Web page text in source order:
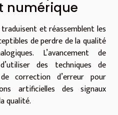
numérique
et réassemblent les
de perdre de la qualité
L’avancement de
des techniques de
correction d’erreur pour
artificielles des signaux
qualité.